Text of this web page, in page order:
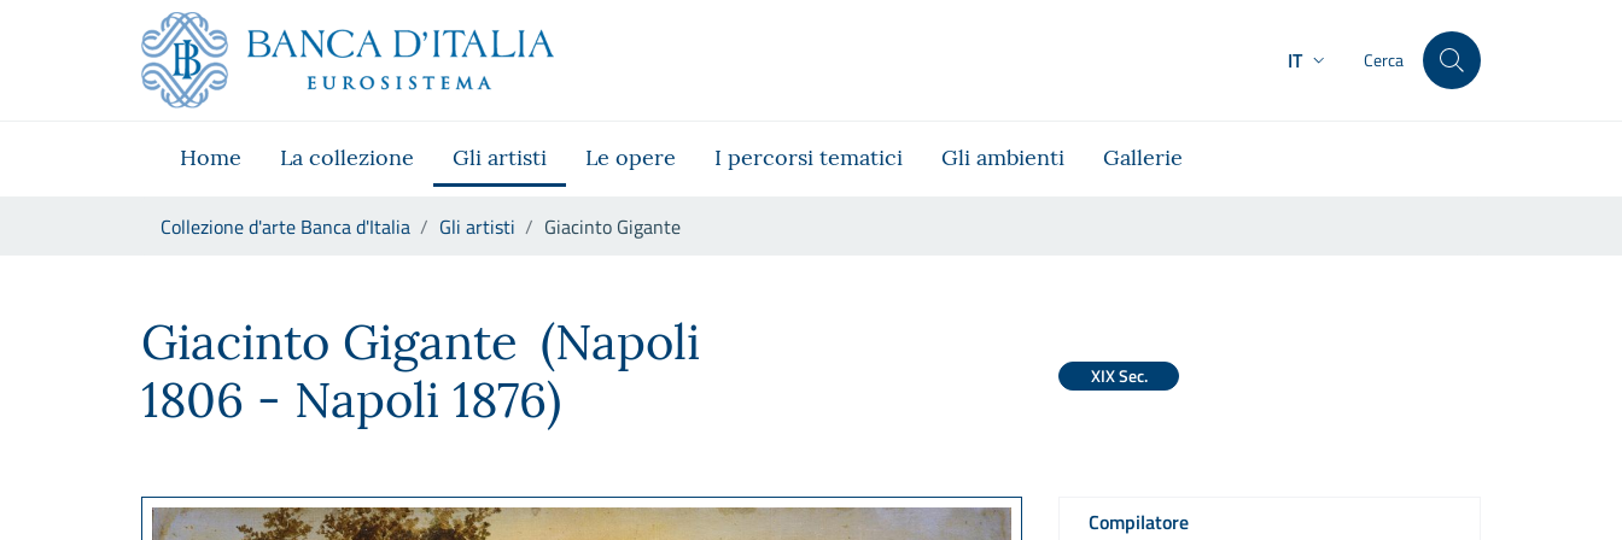
Skip to Main Content
Vai al sito istituzionale
Vai al menu di navigazione
Vai alla ricerca
Vai ai contenuti
IT Cerca
Home La collezione Gli artisti Le opere I percorsi tematici Gli ambienti Gallerie
Collezione d'arte Banca d'Italia Gli artisti Giacinto Gigante
Giacinto Gigante (Napoli
1806 - Napoli 1876)
XIX Sec.
Compilatore